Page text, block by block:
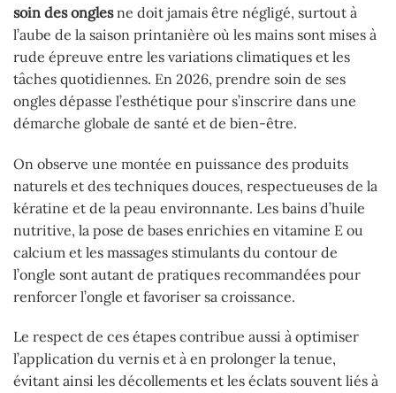
soin des onglesne doit jamais être négligé, surtout à
l’aube de la saison printanière où les mains sont mises à
rude épreuve entre les variations climatiques et les
tâches quotidiennes. En 2026, prendre soin de ses
ongles dépasse l’esthétique pour s’inscrire dans une
démarche globale de santé et de bien-être.
On observe une montée en puissance des produits
naturels et des techniques douces, respectueuses de la
kératine et de la peau environnante. Les bains d’huile
nutritive, la pose de bases enrichies en vitamine E ou
calcium et les massages stimulants du contour de
l’ongle sont autant de pratiques recommandées pour
renforcer l’ongle et favoriser sa croissance.
Le respect de ces étapes contribue aussi à optimiser
l’application du vernis et à en prolonger la tenue,
évitant ainsi les décollements et les éclats souvent liés à